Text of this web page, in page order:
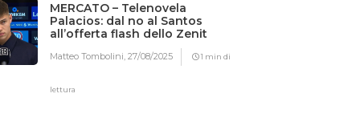
MERCATO – Telenovela
Palacios: dal no al Santos
all’offerta flash dello Zenit
Matteo Tombolini,27/08/2025 1 min di
lettura